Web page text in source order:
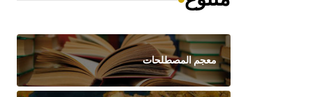
معجم المصطلحات